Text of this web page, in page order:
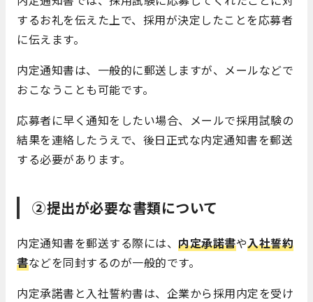
するお礼を伝えた上で、採用が決定したことを応募者
に伝えます。
内定通知書は、一般的に郵送しますが、メールなどで
おこなうことも可能です。
応募者に早く通知をしたい場合、メールで採用試験の
結果を連絡したうえで、後日正式な内定通知書を郵送
する必要があります。
②提出が必要な書類について
内定通知書を郵送する際には、 内定承諾書や入社誓約
書などを同封するのが一般的です。
内定承諾書と入社誓約書は、企業から採用内定を受け